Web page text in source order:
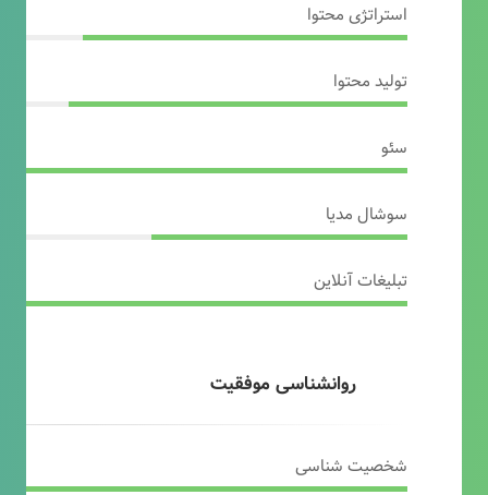
استراتژی محتوا
تولید محتوا
سئو
سوشال مدیا
تبلیغات آنلاین
روانشناسی موفقیت
شخصیت شناسی